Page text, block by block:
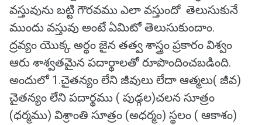
వస్తువును బట్టి గౌరవము ఎలా వస్తుందో తెలుసుకునే
ముందు వస్తువు అంటే ఏమిటో తెలుసుకుందాం.
ద్రవ్యం యొక్క అర్థం జైన తత్వ శాస్త్రం ప్రకారం విశ్వం
ఆరు శాశ్వతమైన పదార్థాలతో రూపొందించబడింది.
అందులో 1.చైతన్యం లేని జీవులు లేదా ఆత్మలు( జీవ)
చైతన్యం లేని పదార్థము ( పుడ్గల)చలన సూత్రం
(ధర్మము) విశ్రాంతి సూత్రం (అధర్మం) స్థలం ( ఆకాశం)